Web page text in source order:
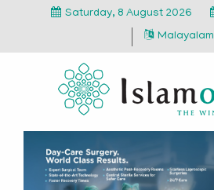
Saturday, 8 August 2026
Malayalam